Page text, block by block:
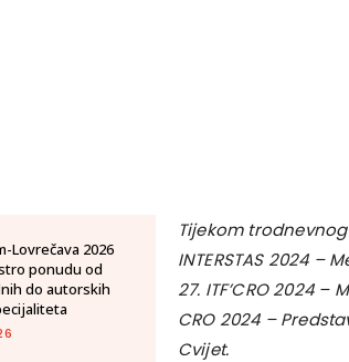
Lovrečava 2026
ponudu od
do autorskih
Tijekom
INTERSTAS 2024
27. ITF’CRO 2024
CRO 2024 –
Cvijet.